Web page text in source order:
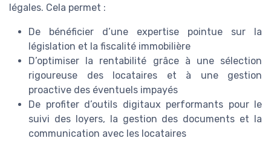
légales. Cela permet :
De bénéficier d’une expertise pointue sur la
législation et la fiscalité immobilière
D’optimiser la rentabilité grâce à une sélection
rigoureuse des locataires et à une gestion
proactive des éventuels impayés
De profiter d’outils digitaux performants pour le
suivi des loyers, la gestion des documents et la
communication avec les locataires